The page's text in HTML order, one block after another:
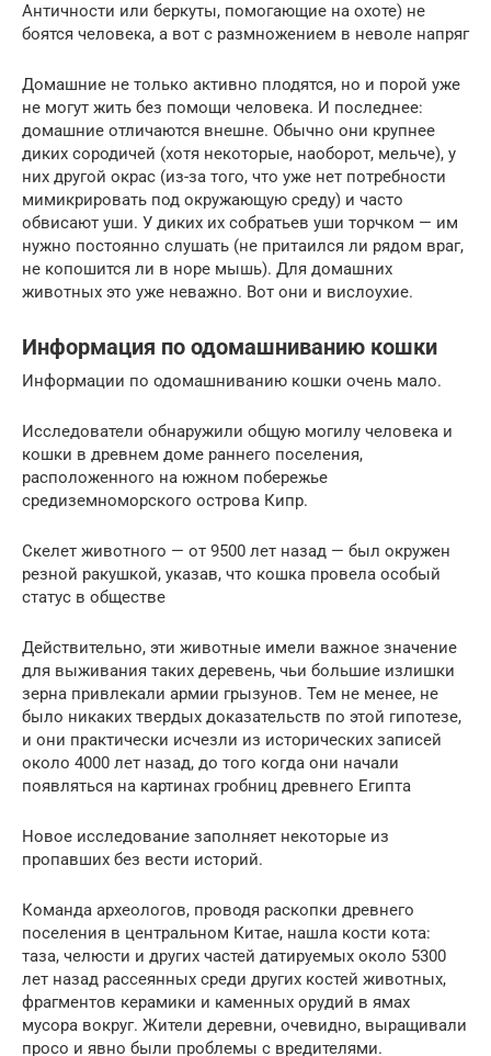
Античности или беркуты, помогающие на охоте) не
боятся человека, а вот с размножением в неволе напряг
Домашние не только активно плодятся, но и порой уже
не могут жить без помощи человека. И последнее:
домашние отличаются внешне. Обычно они крупнее
диких сородичей (хотя некоторые, наоборот, мельче), у
них другой окрас (из-за того, что уже нет потребности
мимикрировать под окружающую среду) и часто
обвисают уши. У диких их собратьев уши торчком — им
нужно постоянно слушать (не притаился ли рядом враг,
не копошится ли в норе мышь). Для домашних
животных это уже неважно. Вот они и вислоухие.
Информация по одомашниванию кошки
Информации по одомашниванию кошки очень мало.
Исследователи обнаружили общую могилу человека и
кошки в древнем доме раннего поселения,
расположенного на южном побережье
средиземноморского острова Кипр.
Скелет животного — от 9500 лет назад — был окружен
резной ракушкой, указав, что кошка провела особый
статус в обществе
Действительно, эти животные имели важное значение
для выживания таких деревень, чьи большие излишки
зерна привлекали армии грызунов. Тем не менее, не
было никаких твердых доказательств по этой гипотезе,
и они практически исчезли из исторических записей
около 4000 лет назад, до того когда они начали
появляться на картинах гробниц древнего Египта
Новое исследование заполняет некоторые из
пропавших без вести историй.
Команда археологов, проводя раскопки древнего
поселения в центральном Китае, нашла кости кота:
таза, челюсти и других частей датируемых около 5300
лет назад рассеянных среди других костей животных,
фрагментов керамики и каменных орудий в ямах
мусора вокруг. Жители деревни, очевидно, выращивали
просо и явно были проблемы с вредителями.